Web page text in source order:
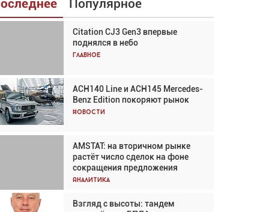
Популярное
Citation CJ3 Gen3 впервые
поднялся в небо
Главное
ACH140 Line и ACH145 Mercedes-
Benz Edition покоряют рынок
Новости
AMSTAT: на вторичном рынке
растёт число сделок на фоне
сокращения предложения
Аналитика
Взгляд с высоты: тандем
Взгляд с высоты: тандем
вертолётов и БПЛА в
спасательных операциях
Авиационный фотограф Дэйв
Кох: «Фотография говорит сама
за себя... а ИИ всё портит»
В городах чемпионата мира
наблюдался подъём, хотя
общий трафик снизился
Аналитика
Частный самолёт – это актив.